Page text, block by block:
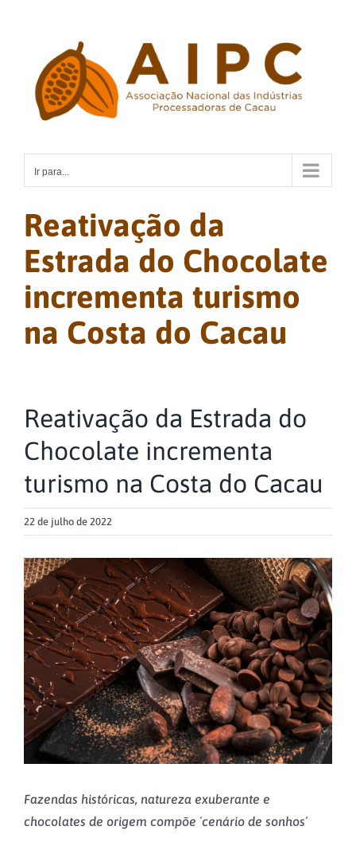
conteúdo
Ir para...
Reativação da
Estrada do Chocolate
incrementa turismo
na Costa do Cacau
Reativação da Estrada do
Chocolate incrementa
turismo na Costa do Cacau
22 de julho de 2022
View
Larger
Image
Fazendas históricas, natureza exuberante e
chocolates de origem compõe ´cenário de sonhos´